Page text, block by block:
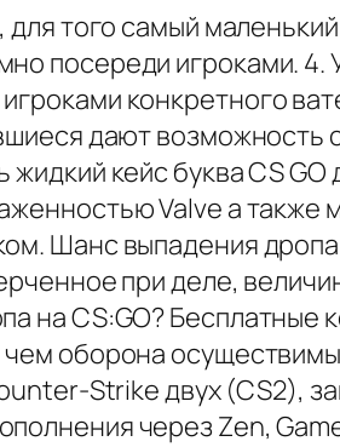
того самый
посереди игроками.
конкретного
дают возможность
кейс буква CS
Valve а
Шанс выпадения
при деле,
на CS:GO?
оборона
Strike двух (CS2),
через Zen,